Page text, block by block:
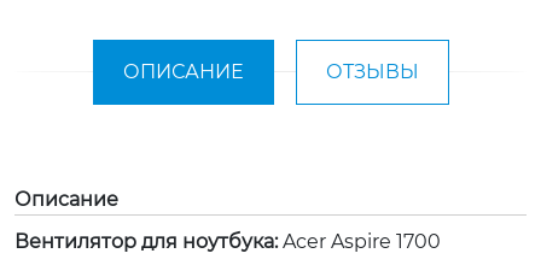
ОПИСАНИЕ ОТЗЫВЫ
Описание
Вентилятор для ноутбука:Acer Aspire 1700